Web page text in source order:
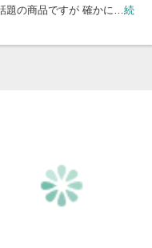
題の商品ですが 確かに… 続